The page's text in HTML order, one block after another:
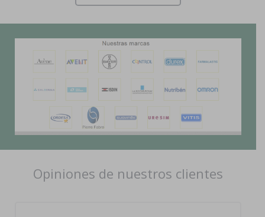
Opiniones de nuestros clientes